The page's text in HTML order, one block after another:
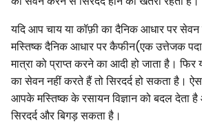
यदि आप चाय या कॉफ़ी का दैनिक आधार पर
मस्तिष्क दैनिक आधार पर कैफीन(एक उत्तेजक
मात्रा को प्राप्त करने का आदी हो जाता है।
का सेवन नहीं करते हैं तो सिरदर्द हो सकता है।
आपके मस्तिष्क के रसायन विज्ञान को बदल देता
सिरदर्द और बिगड़ सकता है।